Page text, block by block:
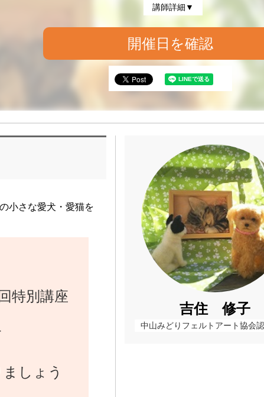
講師詳細▼
開催日を確認
小さな愛犬・愛猫を
特別講座
しょう
吉住 修子
中山みどりフェルトアート協会